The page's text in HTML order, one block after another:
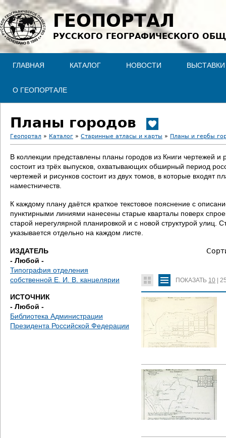
Jump to navigation
ГЕОПОРТАЛ
РУССКОГО ГЕОГРАФИЧЕСКОГО
ГЛАВНАЯ КАТАЛОГ НОВОСТИ ВЫСТАВКИ
О ГЕОПОРТАЛЕ
Планы городов
В
ы
д
е
с
ь
Геопортал » Каталог » Старинные атласы и карты » Планы и гербы
В коллекции представлены планы городов из Книги чертежей
состоит из трёх выпусков, охватывающих обширный период
чертежей и рисунков состоит из двух томов, в которые входят
наместничеств.
К каждому плану даётся краткое текстовое пояснение с
пунктирными линиями нанесены старые кварталы поверх
старой нерегулярной планировкой и с новой структурой
указывается отдельно на каждом листе.
ИЗДАТЕЛЬ
- Любой -
Типография отделения
собственной Е. И. В. канцелярии
ИСТОЧНИК
- Любой -
Библиотека Администрации
Президента Российской Федерации
ПОКАЗАТЬ 10 |